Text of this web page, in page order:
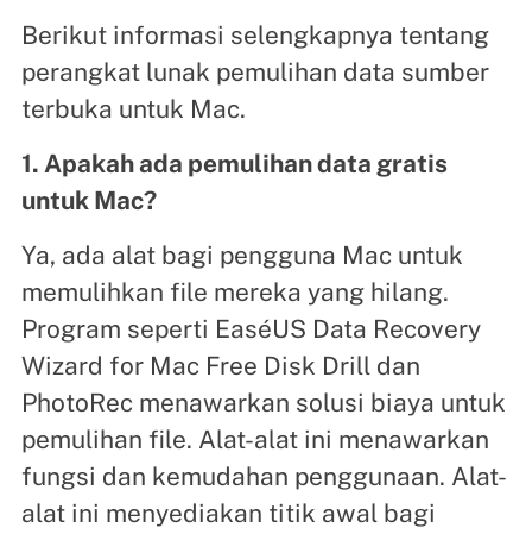
Berikut informasi selengkapnya tentang
perangkat lunak pemulihan data sumber
terbuka untuk Mac.
1. Apakah ada pemulihan data gratis
untuk Mac?
Ya, ada alat bagi pengguna Mac untuk
memulihkan file mereka yang hilang.
Program seperti EaséUS Data Recovery
Wizard for Mac Free Disk Drill dan
PhotoRec menawarkan solusi biaya untuk
pemulihan file. Alat-alat ini menawarkan
fungsi dan kemudahan penggunaan. Alat-
alat ini menyediakan titik awal bagi